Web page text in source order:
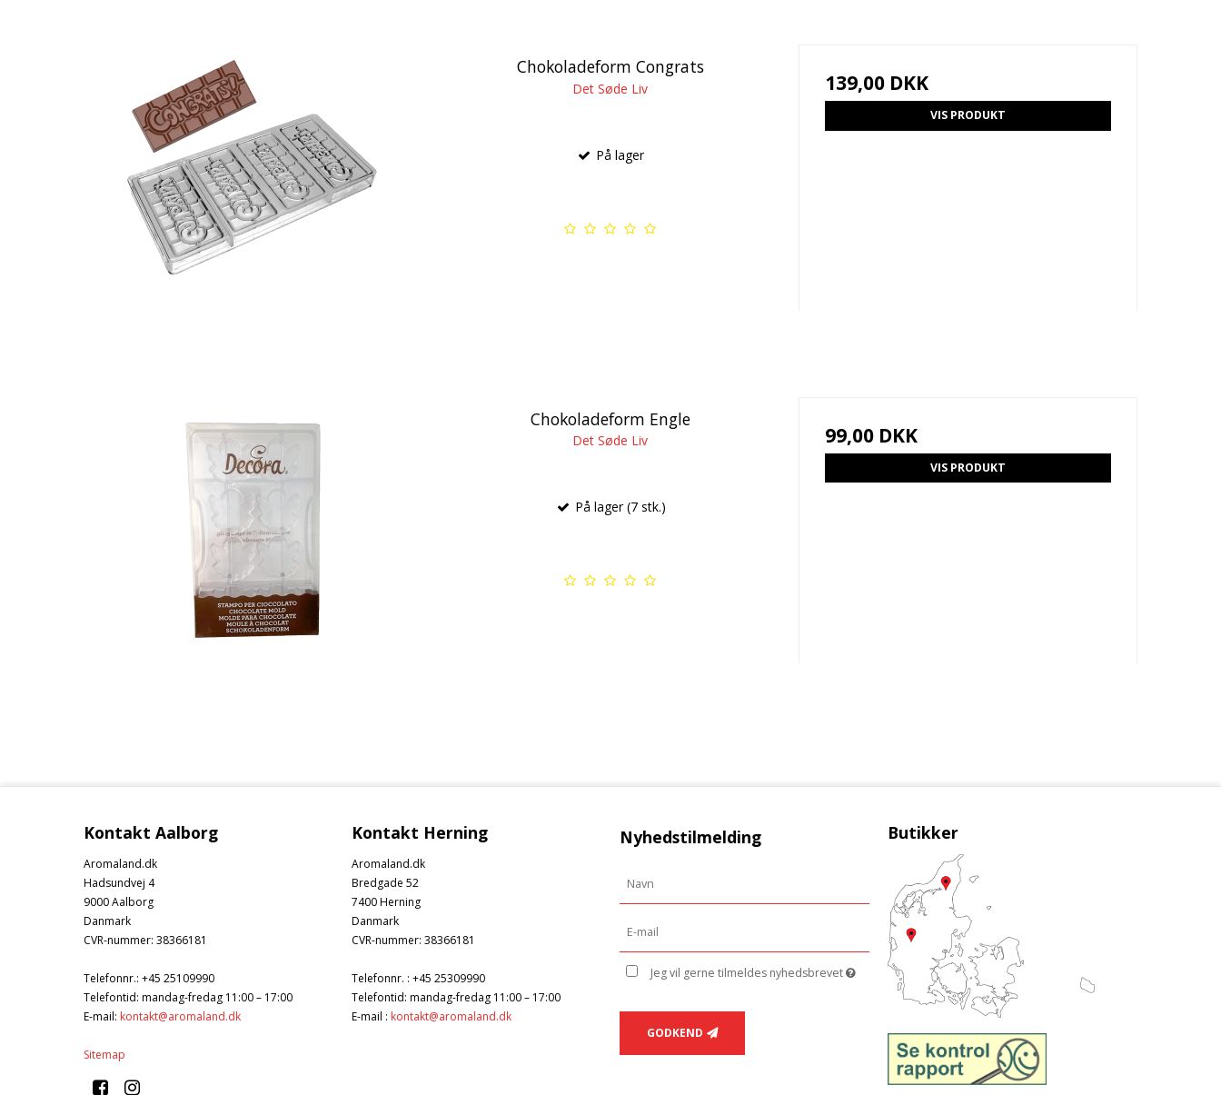
Chokoladeform Congrats
Det Søde Liv
På lager
139,00 DKK
VIS PRODUKT
Chokoladeform Engle
Det Søde Liv
På lager (7 stk.)
99,00 DKK
VIS PRODUKT
Kontakt Aalborg
Aromaland.dk
Hadsundvej 4
9000 Aalborg
Danmark
CVR-nummer: 38366181
Telefonnr.: +45 25109990
Telefontid: mandag-fredag 11:00 – 17:00
E-mail: kontakt@aromaland.dk
Sitemap
Kontakt Herning
Aromaland.dk
Bredgade 52
7400 Herning
Danmark
CVR-nummer: 38366181
Telefonnr. : +45 25309990
Telefontid: mandag-fredag 11:00 – 17:00
E-mail : kontakt@aromaland.dk
Nyhedstilmelding
Jeg vil gerne tilmeldes nyhedsbrevet
GODKEND
Butikker